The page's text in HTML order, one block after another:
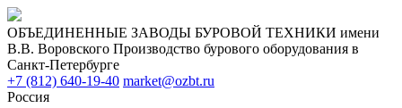
ОБЪЕДИНЕННЫЕ ЗАВОДЫ БУРОВОЙ ТЕХНИКИ имени
В.В. Воровского Производство бурового оборудования в
Санкт-Петербурге
+7 (812) 640-19-40 market@ozbt.ru
Россия